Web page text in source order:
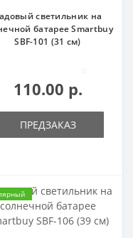
светильник на
батарее Smartbuy
SBF-101 (31 см)
110.00 р.
ПРЕДЗАКАЗ